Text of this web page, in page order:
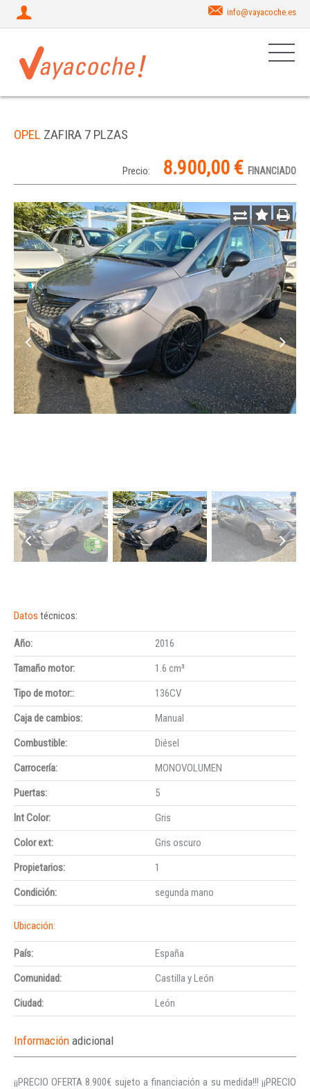
info@vayacoche.es
OPEL ZAFIRA 7 PLZAS
Precio: 8.900,00 € FINANCIADO
Datos técnicos:
Año:
2016
Tamaño motor:
1.6 cm³
Tipo de motor::
136CV
Caja de cambios:
Manual
Combustible:
Diésel
Carrocería:
MONOVOLUMEN
Puertas:
5
Int Color:
Gris
Color ext:
Gris oscuro
Propietarios:
1
Condición:
segunda mano
Ubicación:
País:
España
Comunidad:
Castilla y León
Ciudad:
León
Información adicional
¡¡PRECIO OFERTA 8.900€ sujeto a financiación a su medida!!! ¡¡PRECIO